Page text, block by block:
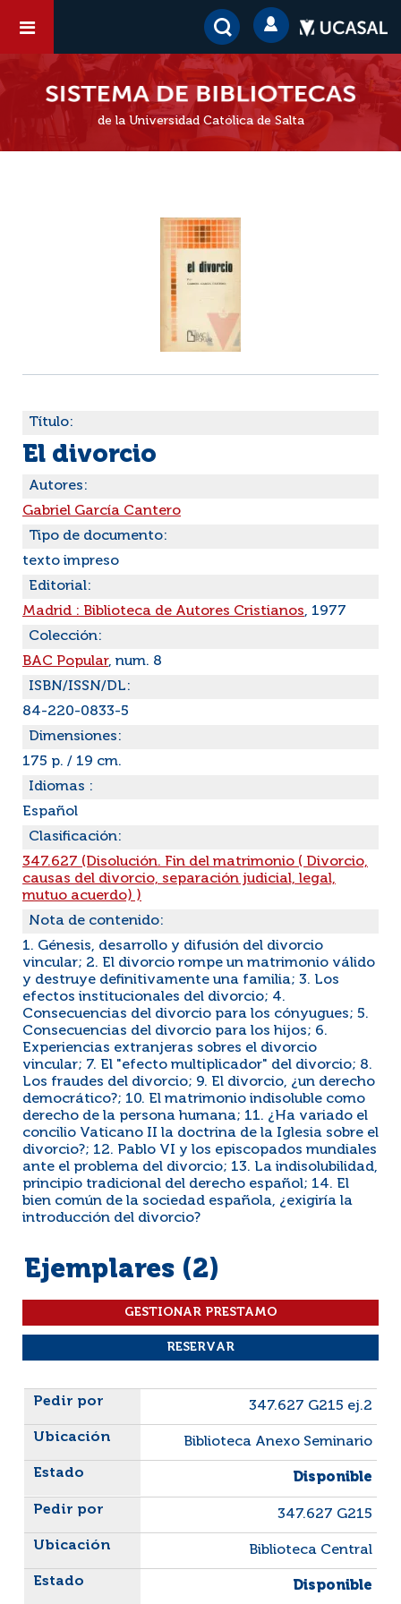
de la Universidad Católica de Salta
Título:
El divorcio
Autores:
Gabriel García Cantero
Tipo de documento:
texto impreso
Editorial:
Madrid : Biblioteca de Autores Cristianos, 1977
Colección:
BAC Popular, num. 8
ISBN/ISSN/DL:
84-220-0833-5
Dimensiones:
175 p. / 19 cm.
Idiomas :
Español
Clasificación:
347.627 (Disolución. Fin del matrimonio ( Divorcio,
causas del divorcio, separación judicial, legal,
mutuo acuerdo) )
Nota de contenido:
1. Génesis, desarrollo y difusión del divorcio
vincular; 2. El divorcio rompe un matrimonio válido
y destruye definitivamente una familia; 3. Los
efectos institucionales del divorcio; 4.
Consecuencias del divorcio para los cónyugues; 5.
Consecuencias del divorcio para los hijos; 6.
Experiencias extranjeras sobres el divorcio
vincular; 7. El "efecto multiplicador" del divorcio; 8.
Los fraudes del divorcio; 9. El divorcio, ¿un derecho
democrático?; 10. El matrimonio indisoluble como
derecho de la persona humana; 11. ¿Ha variado el
concilio Vaticano II la doctrina de la Iglesia sobre el
divorcio?; 12. Pablo VI y los episcopados mundiales
ante el problema del divorcio; 13. La indisolubilidad,
principio tradicional del derecho español; 14. El
bien común de la sociedad española, ¿exigiría la
introducción del divorcio?
Ejemplares (2)
Liste des exemplaires
347.627 G215 ej.2
Biblioteca Anexo Seminario
Disponible
347.627 G215
Biblioteca Central
Disponible